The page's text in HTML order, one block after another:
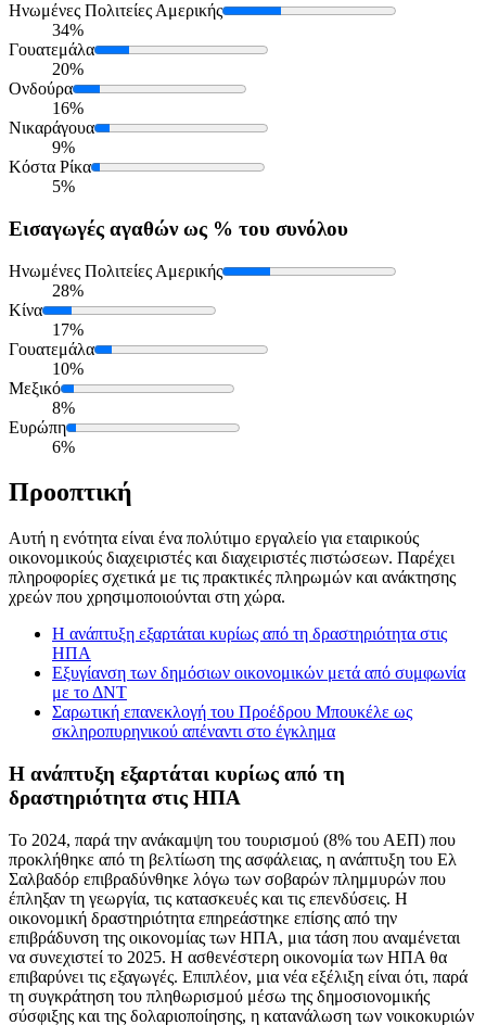
Ηνωμένες Πολιτείες Αμερικής
34%
Γουατεμάλα
20%
Ονδούρα
16%
Νικαράγουα
9%
Κόστα Ρίκα
5%
Εισαγωγές αγαθών ως % του συνόλου
Ηνωμένες Πολιτείες Αμερικής
28%
Κίνα
17%
Γουατεμάλα
10%
Μεξικό
8%
Ευρώπη
6%
Προοπτική
Αυτή η ενότητα είναι ένα πολύτιμο εργαλείο για εταιρικούς
οικονομικούς διαχειριστές και διαχειριστές πιστώσεων. Παρέχει
πληροφορίες σχετικά με τις πρακτικές πληρωμών και ανάκτησης
χρεών που χρησιμοποιούνται στη χώρα.
Η ανάπτυξη εξαρτάται κυρίως από τη δραστηριότητα στις
ΗΠΑ
Εξυγίανση των δημόσιων οικονομικών μετά από συμφωνία
με το ΔΝΤ
Σαρωτική επανεκλογή του Προέδρου Μπουκέλε ως
σκληροπυρηνικού απέναντι στο έγκλημα
Η ανάπτυξη εξαρτάται κυρίως από τη
δραστηριότητα στις ΗΠΑ
Το 2024, παρά την ανάκαμψη του τουρισμού (8% του ΑΕΠ) που
προκλήθηκε από τη βελτίωση της ασφάλειας, η ανάπτυξη του Ελ
Σαλβαδόρ επιβραδύνθηκε λόγω των σοβαρών πλημμυρών που
έπληξαν τη γεωργία, τις κατασκευές και τις επενδύσεις. Η
οικονομική δραστηριότητα επηρεάστηκε επίσης από την
επιβράδυνση της οικονομίας των ΗΠΑ, μια τάση που αναμένεται
να συνεχιστεί το 2025. Η ασθενέστερη οικονομία των ΗΠΑ θα
επιβαρύνει τις εξαγωγές. Επιπλέον, μια νέα εξέλιξη είναι ότι, παρά
τη συγκράτηση του πληθωρισμού μέσω της δημοσιονομικής
σύσφιξης και της δολαριοποίησης, η κατανάλωση των νοικοκυριών